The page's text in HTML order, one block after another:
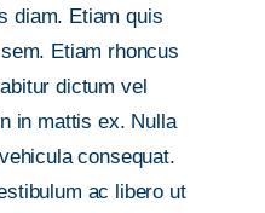
diam. Etiam quis
Etiam rhoncus
dictum vel
in mattis ex. Nulla
consequat.
ac libero ut